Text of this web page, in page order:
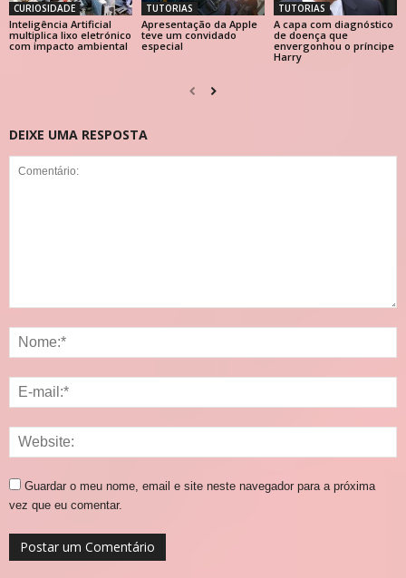
CURIOSIDADE
Inteligência Artificial
multiplica lixo eletrónico
com impacto ambiental
TUTORIAS
Apresentação da Apple
teve um convidado
especial
TUTORIAS
A capa com diagnóstico
de doença que
envergonhou o príncipe
Harry
DEIXE UMA RESPOSTA
Guardar o meu nome, email e site neste navegador para a próxima
vez que eu comentar.